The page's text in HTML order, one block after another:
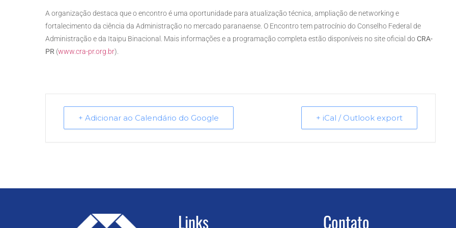
A organização destaca que o encontro é uma oportunidade para atualização técnica, ampliação de networking e
fortalecimento da ciência da Administração no mercado paranaense. O Encontro tem patrocínio do Conselho Federal de
Administração e da Itaipu Binacional. Mais informações e a programação completa estão disponíveis no site oficial doCRA-
PR (www.cra-pr.org.br).
+ Adicionar ao Calendário do Google + iCal / Outlook export
Links Contato